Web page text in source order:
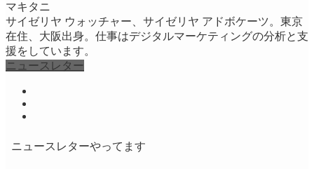
マキタニ
サイゼリヤ ウォッチャー、サイゼリヤ アドボケーツ。東京
在住、大阪出身。仕事はデジタルマーケティングの分析と支
援をしています。
ニュースレター
ニュースレターやってます